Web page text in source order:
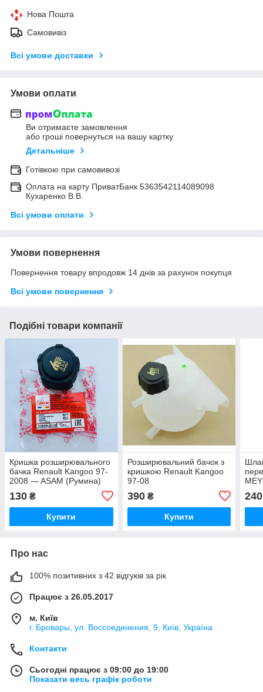
Нова Пошта
Самовивіз
Всі умови доставки
Умови оплати
Ви отримаєте замовлення
або гроші повернуться на вашу картку
Детальніше
Готівкою при самовивозі
Оплата на карту ПриватБанк 5363542114089098
Кухаренко В.В.
Всі умови оплати
Умови повернення
Повернення товару впродовж 14 днів за рахунок покупця
Всі умови повернення
Подібні товари компанії
Кришка розширювального
бачка Renault Kangoo 97-
2008 — ASAM (Румина)
130 ₴
Купити
Розширювальний бачок з
кришкою Renault Kangoo
97-08
1.5dCi/1.9D/1.9dCi1.4i ASAM
(Румунія)
390₴
Купити
240
Про нас
100% позитивних з 42 відгуків за рік
Працює з 26.05.2017
м. Київ
г. Бровары, ул. Воссоединения, 9, Київ, Україна
Контакти
Сьогодні працює з 09:00 до 19:00
Показати весь графік роботи